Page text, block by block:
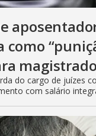
como
do cargo de juízes
com salário